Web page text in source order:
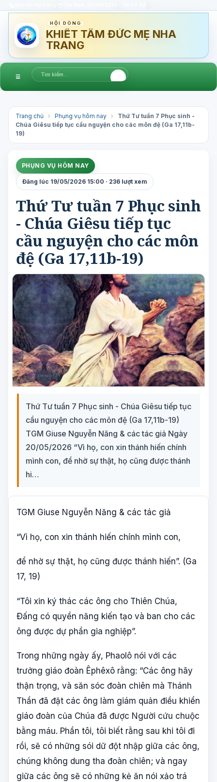
HỘI DÒNG
KHIẾT TÂM ĐỨC MẸ NHA
TRANG
☰
Trang chủ › Phụng vụ hôm nay ›
Thứ Tư tuần 7 Phục sinh -
Chúa Giêsu tiếp tục cầu nguyện cho các môn đệ (Ga 17,11b-
19)
PHỤNG VỤ HÔM NAY
Đăng lúc 19/05/2026 15:00 · 236 lượt xem
Thứ Tư tuần 7 Phục sinh
- Chúa Giêsu tiếp tục
cầu nguyện cho các môn
đệ (Ga 17,11b-19)
Thứ Tư tuần 7 Phục sinh - Chúa Giêsu tiếp tục
cầu nguyện cho các môn đệ (Ga 17,11b-19)
TGM Giuse Nguyễn Năng & các tác giả Ngày
20/05/2026 “Vì họ, con xin thánh hiến chính
mình con, để nhờ sự thật, họ cũng được thánh
hi…
TGM Giuse Nguyễn Năng & các tác giả
“Vì họ, con xin thánh hiến chính mình con,
để nhờ sự thật, họ cũng được thánh hiến”. (Ga
17, 19)
“Tôi xin ký thác các ông cho Thiên Chúa,
Ðấng có quyền năng kiến tạo và ban cho các
ông được dự phần gia nghiệp”.
Trong những ngày ấy, Phaolô nói với các
trưởng giáo đoàn Êphêxô rằng: “Các ông hãy
thận trọng, và săn sóc đoàn chiên mà Thánh
Thần đã đặt các ông làm giám quản điều khiển
giáo đoàn của Chúa đã được Người cứu chuộc
bằng máu. Phần tôi, tôi biết rằng sau khi tôi đi
rồi, sẽ có những sói dữ đột nhập giữa các ông,
chúng không dung tha đoàn chiên; và ngay
giữa các ông sẽ có những kẻ ăn nói xảo trá